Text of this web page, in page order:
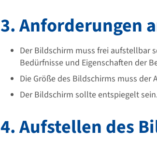
3. Anforderungen
Der Bildschirm muss frei aufstellbar
Bedürfnisse und Eigenschaften der
Die Größe des Bildschirms muss der
Der Bildschirm sollte entspiegelt
4. Aufstellen des